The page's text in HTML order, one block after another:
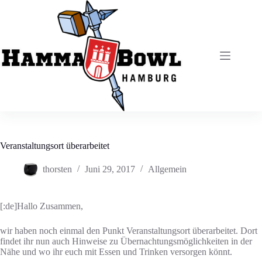
Veranstaltungsort überarbeitet
thorsten Juni 29, 2017 Allgemein
[:de]Hallo Zusammen,
wir haben noch einmal den Punkt Veranstaltungsort überarbeitet. Dort
findet ihr nun auch Hinweise zu Übernachtungsmöglichkeiten in der
Nähe und wo ihr euch mit Essen und Trinken versorgen könnt.